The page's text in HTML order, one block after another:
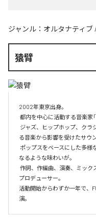
ジャンル： オルタナティブ
猿臂
2002年東京出身。
る音楽から影響を受けたサウ
なるような味わいが。
プロデューサー。
活動開始からわずか一年で、
演。